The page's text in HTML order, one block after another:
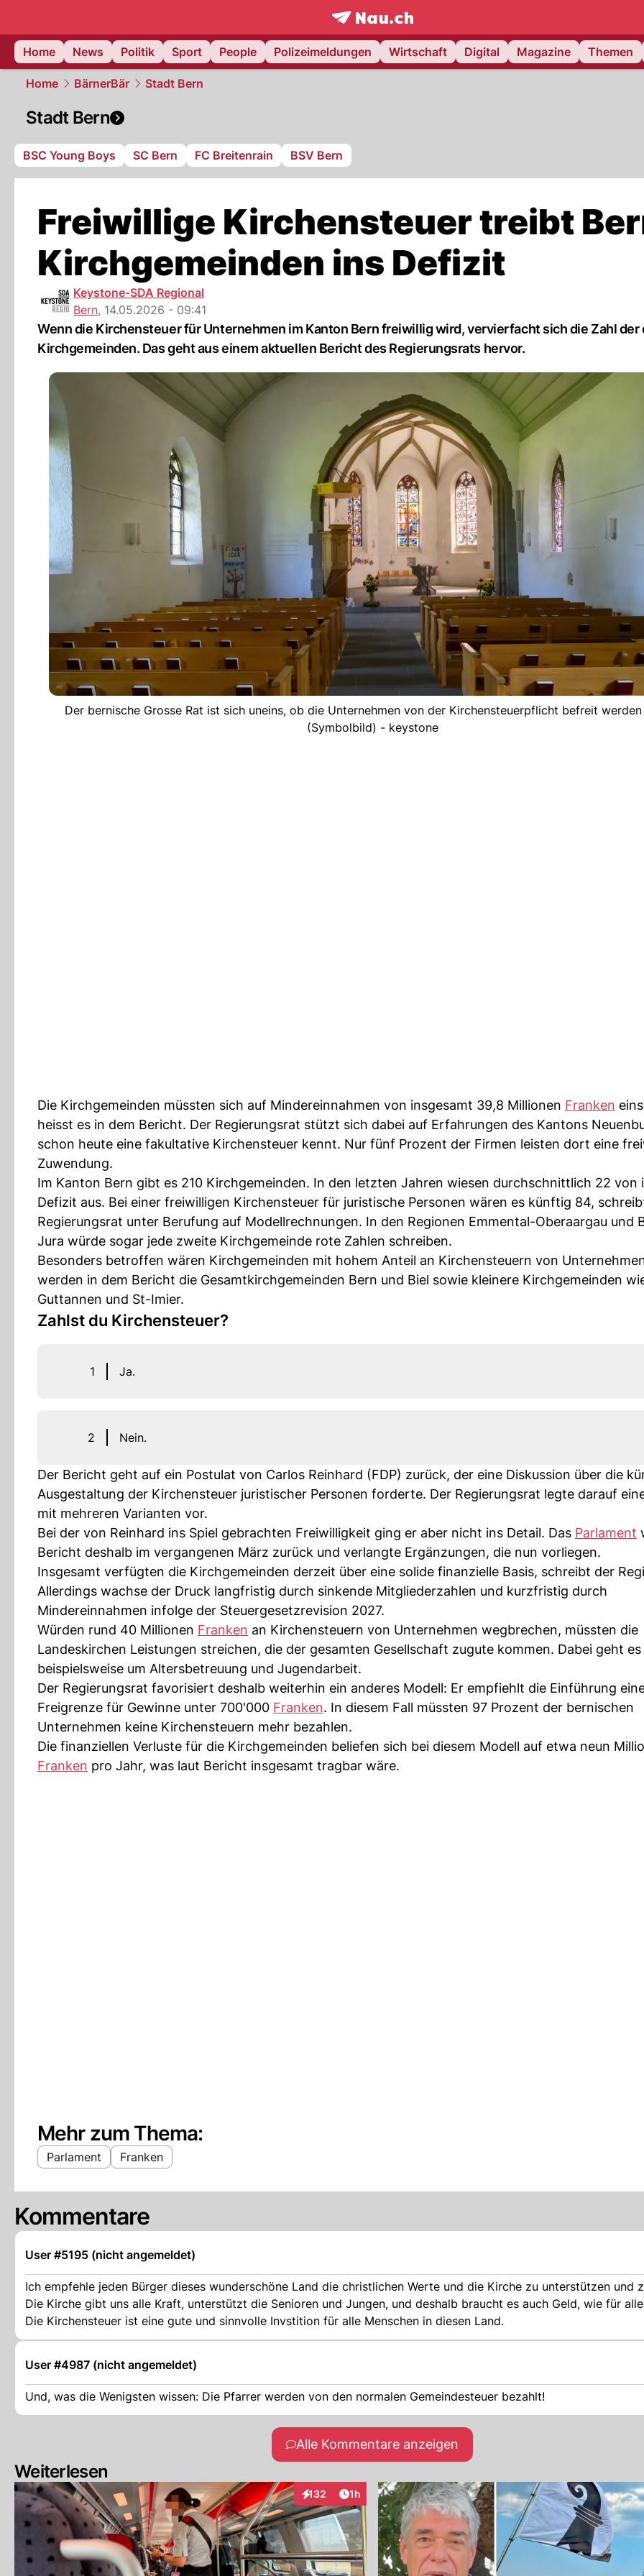
frontpage.NAU.ch
Home
News Politik Sport People Polizeimeldungen Wirtschaft Digital Magazine Themen
Home BärnerBär Stadt Bern
Stadt Bern
BSC Young Boys SC Bern FC Breitenrain BSV Bern
Freiwillige Kirchensteuer treibt
Kirchgemeinden ins Defizit
Keystone-SDA Regional
Bern, 14.05.2026 - 09:41
Wenn die Kirchensteuer für Unternehmen im Kanton Bern freiwillig wird, vervierfacht sich die Zahl
Kirchgemeinden. Das geht aus einem aktuellen Bericht des Regierungsrats hervor.
Der bernische Grosse Rat ist sich uneins, ob die Unternehmen von der Kirchensteuerpflicht befreit
(Symbolbild) - keystone
Die Kirchgemeinden müssten sich auf Mindereinnahmen von insgesamt 39,8 Millionen Franken
heisst es in dem Bericht. Der Regierungsrat stützt sich dabei auf Erfahrungen des Kantons
schon heute eine fakultative Kirchensteuer kennt. Nur fünf Prozent der Firmen leisten dort eine
Zuwendung.
Im Kanton Bern gibt es 210 Kirchgemeinden. In den letzten Jahren wiesen durchschnittlich 22 von
Defizit aus. Bei einer freiwilligen Kirchensteuer für juristische Personen wären es künftig 84,
Regierungsrat unter Berufung auf Modellrechnungen. In den Regionen Emmental-Oberaargau und
Jura würde sogar jede zweite Kirchgemeinde rote Zahlen schreiben.
Besonders betroffen wären Kirchgemeinden mit hohem Anteil an Kirchensteuern von
werden in dem Bericht die Gesamtkirchgemeinden Bern und Biel sowie kleinere Kirchgemeinden
Guttannen und St-Imier.
Zahlst du Kirchensteuer?
1 Ja.
2 Nein.
Der Bericht geht auf ein Postulat von Carlos Reinhard (FDP) zurück, der eine Diskussion über die
Ausgestaltung der Kirchensteuer juristischer Personen forderte. Der Regierungsrat legte darauf
mit mehreren Varianten vor.
Bei der von Reinhard ins Spiel gebrachten Freiwilligkeit ging er aber nicht ins Detail. Das Parlament
Bericht deshalb im vergangenen März zurück und verlangte Ergänzungen, die nun vorliegen.
Insgesamt verfügten die Kirchgemeinden derzeit über eine solide finanzielle Basis, schreibt der
Allerdings wachse der Druck langfristig durch sinkende Mitgliederzahlen und kurzfristig durch
Mindereinnahmen infolge der Steuergesetzrevision 2027.
Würden rund 40 Millionen Franken an Kirchensteuern von Unternehmen wegbrechen, müssten die
Landeskirchen Leistungen streichen, die der gesamten Gesellschaft zugute kommen. Dabei geht es
beispielsweise um Altersbetreuung und Jugendarbeit.
Der Regierungsrat favorisiert deshalb weiterhin ein anderes Modell: Er empfiehlt die Einführung
Freigrenze für Gewinne unter 700'000 Franken. In diesem Fall müssten 97 Prozent der bernischen
Unternehmen keine Kirchensteuern mehr bezahlen.
Die finanziellen Verluste für die Kirchgemeinden beliefen sich bei diesem Modell auf etwa neun
Franken pro Jahr, was laut Bericht insgesamt tragbar wäre.
Mehr zum Thema:
Parlament Franken
Kommentare
User #5195 (nicht angemeldet)
Ich empfehle jeden Bürger dieses wunderschöne Land die christlichen Werte und die Kirche zu unterstützen und
Die Kirche gibt uns alle Kraft, unterstützt die Senioren und Jungen, und deshalb braucht es auch Geld, wie für
Die Kirchensteuer ist eine gute und sinnvolle Invstition für alle Menschen in diesen Land.
User #4987 (nicht angemeldet)
Und, was die Wenigsten wissen: Die Pfarrer werden von den normalen Gemeindesteuer bezahlt!
Alle Kommentare anzeigen
Weiterlesen
132
InteraktionenArtikel veröffentlicht:
1h